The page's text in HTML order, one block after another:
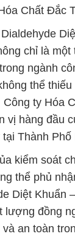
Chất Đắc
chỉ là
ngành
thể
Công ty Hóa
vị hàng đầu
Thành
kiểm soát
thể phủ
Diệt Khuẩn
lượng đồng
và an toàn